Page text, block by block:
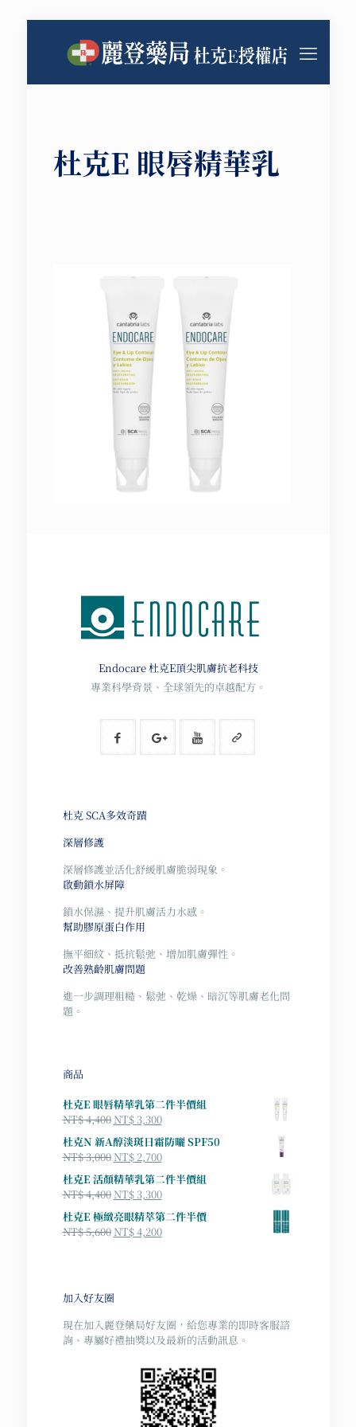
杜克E 眼唇精華乳
Endocare 杜克E頂尖肌膚抗老科技
專業科學背景、全球領先的卓越配方。
杜克 SCA多效奇蹟
深層修護
深層修護並活化舒緩肌膚脆弱現象。
啟動鎖水屏障
鎖水保濕、提升肌膚活力水感。
幫助膠原蛋白作用
撫平細紋、抵抗鬆弛、增加肌膚彈性。
改善熟齡肌膚問題
進一步調理粗糙、鬆弛、乾燥、暗沉等肌膚老化問
題。
商品
杜克E 眼唇精華乳第二件半價組
NT$4,400原
始
價
格：
NT$ 4,400。
NT$3,300目
前
價
格：
NT$ 3,300。
杜克N 新A醇淡斑日霜防曬 SPF50
NT$3,000原
始
價
格：
NT$ 3,000。
NT$2,700目
前
價
格：
NT$ 2,700。
杜克E 活顏精華乳第二件半價組
NT$4,400原
始
價
格：
NT$3,300目
前
價
格：
杜克E 極緻亮眼精萃第二件半價
NT$5,600原
NT$ 5,600。
NT$4,200目
加入好友圈
現在加入麗登藥局好友圈，給您專業的即時客服諮
詢、專屬好禮抽獎以及最新的活動訊息。